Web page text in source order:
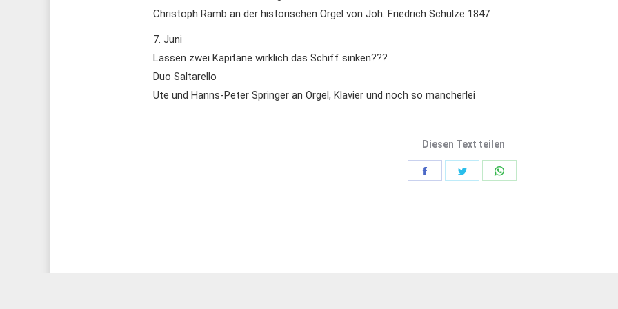
Christoph Ramb an der historischen Orgel von Joh. Friedrich Schulze 1847
7. Juni
Lassen zwei Kapitäne wirklich das Schiff sinken???
Duo Saltarello
Ute und Hanns-Peter Springer an Orgel, Klavier und noch so mancherlei
Diesen Text teilen
Share